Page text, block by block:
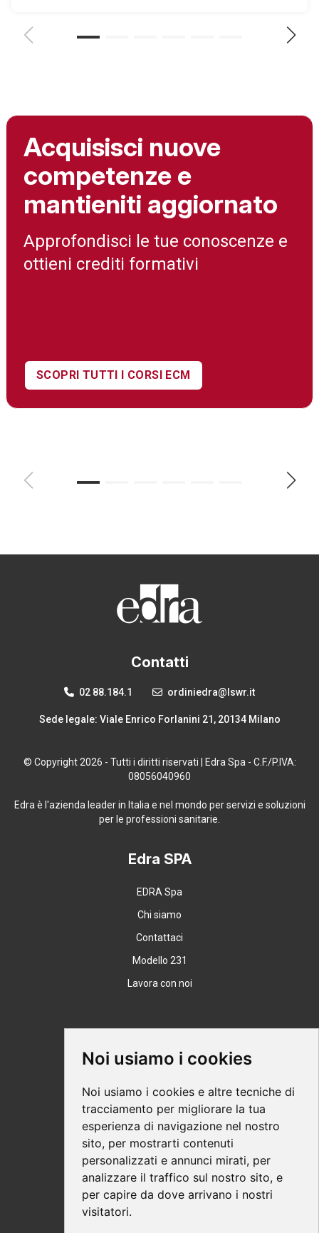
Noi usiamo i cookies
Noi usiamo i cookies e altre tecniche di
tracciamento per migliorare la tua
esperienza di navigazione nel nostro
sito, per mostrarti contenuti
personalizzati e annunci mirati, per
analizzare il traffico sul nostro sito, e
per capire da dove arrivano i nostri
visitatori.
Acquisisci nuove
competenze e
mantieniti aggiornato
Approfondisci le tue conoscenze e
ottieni crediti formativi
SCOPRI TUTTI I CORSI ECM
Contatti
02 88.184.1 ordiniedra@lswr.it
Sede legale: Viale Enrico Forlanini 21, 20134 Milano
© Copyright 2026 - Tutti i diritti riservati | Edra Spa - C.F./P.IVA:
08056040960
Edra è l'azienda leader in Italia e nel mondo per servizi e soluzioni
per le professioni sanitarie.
Edra SPA
EDRA Spa
Chi siamo
Contattaci
Modello 231
Lavora con noi
Supporto
Modalità di acquisto
Ebook help
Privacy
Recesso
Spedizione